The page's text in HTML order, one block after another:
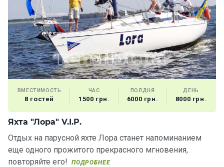
ВМЕСТИМОСТЬ
8 гостей
ЧАС
1500 грн.
ПОЛДНЯ
6000 грн.
ДЕНЬ
8000 грн.
Яхта "Лора" V.I.P.
Отдых на парусной яхте Лора станет напоминанием
еще одного прожитого прекрасного мгновения,
повторяйте его!
ПОДРОБНЕЕ